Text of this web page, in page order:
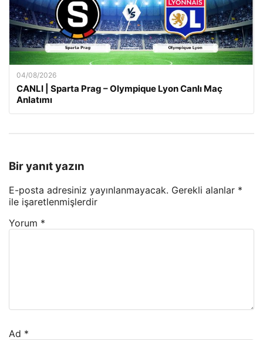
04/08/2026
CANLI | Sparta Prag – Olympique Lyon Canlı Maç
Anlatımı
Bir yanıt yazın
E-posta adresiniz yayınlanmayacak. Gerekli alanlar *
ile işaretlenmişlerdir
Yorum *
Ad *